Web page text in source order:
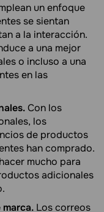
un enfoque
se sientan
a la interacción.
a una mejor
o incluso a una
en las
Con los
los
de productos
han comprado.
mucho para
adicionales
Los correos